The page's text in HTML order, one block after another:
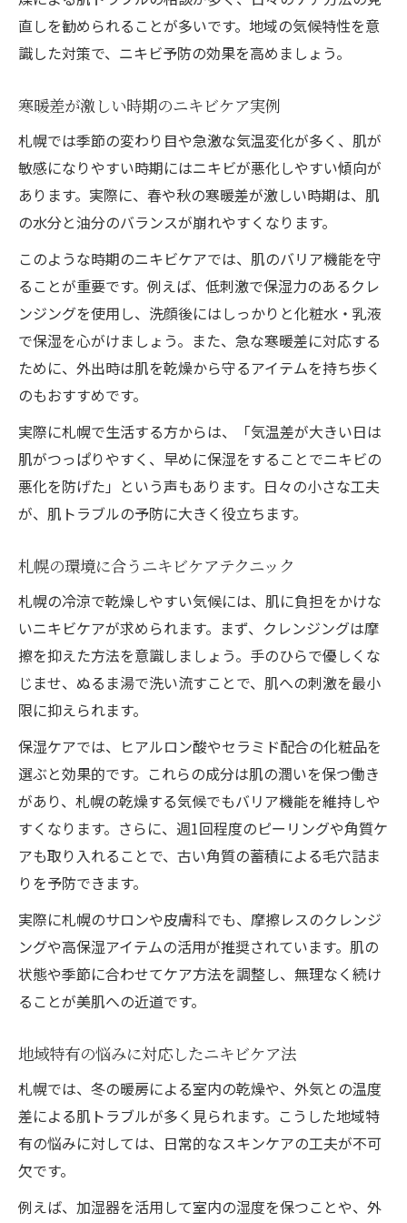
直しを勧められることが多いです。地域の気候特性を意
識した対策で、ニキビ予防の効果を高めましょう。
寒暖差が激しい時期のニキビケア実例
札幌では季節の変わり目や急激な気温変化が多く、肌が
敏感になりやすい時期にはニキビが悪化しやすい傾向が
あります。実際に、春や秋の寒暖差が激しい時期は、肌
の水分と油分のバランスが崩れやすくなります。
このような時期のニキビケアでは、肌のバリア機能を守
ることが重要です。例えば、低刺激で保湿力のあるクレ
ンジングを使用し、洗顔後にはしっかりと化粧水・乳液
で保湿を心がけましょう。また、急な寒暖差に対応する
ために、外出時は肌を乾燥から守るアイテムを持ち歩く
のもおすすめです。
実際に札幌で生活する方からは、「気温差が大きい日は
肌がつっぱりやすく、早めに保湿をすることでニキビの
悪化を防げた」という声もあります。日々の小さな工夫
が、肌トラブルの予防に大きく役立ちます。
札幌の環境に合うニキビケアテクニック
札幌の冷涼で乾燥しやすい気候には、肌に負担をかけな
いニキビケアが求められます。まず、クレンジングは摩
擦を抑えた方法を意識しましょう。手のひらで優しくな
じませ、ぬるま湯で洗い流すことで、肌への刺激を最小
限に抑えられます。
保湿ケアでは、ヒアルロン酸やセラミド配合の化粧品を
選ぶと効果的です。これらの成分は肌の潤いを保つ働き
があり、札幌の乾燥する気候でもバリア機能を維持しや
すくなります。さらに、週1回程度のピーリングや角質ケ
アも取り入れることで、古い角質の蓄積による毛穴詰ま
りを予防できます。
実際に札幌のサロンや皮膚科でも、摩擦レスのクレンジ
ングや高保湿アイテムの活用が推奨されています。肌の
状態や季節に合わせてケア方法を調整し、無理なく続け
ることが美肌への近道です。
地域特有の悩みに対応したニキビケア法
札幌では、冬の暖房による室内の乾燥や、外気との温度
差による肌トラブルが多く見られます。こうした地域特
有の悩みに対しては、日常的なスキンケアの工夫が不可
欠です。
例えば、加湿器を活用して室内の湿度を保つことや、外